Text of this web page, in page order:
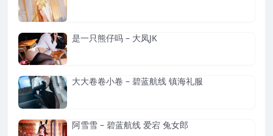
是一只熊仔吗 – 大凤JK
大大卷卷小卷 – 碧蓝航线 镇海礼服
阿雪雪 – 碧蓝航线 爱宕 兔女郎